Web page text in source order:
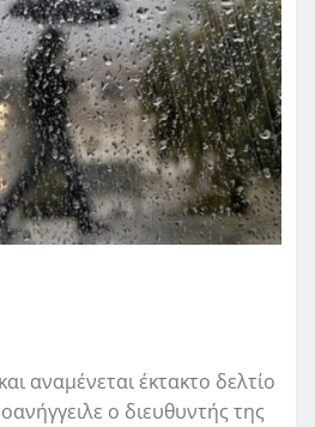
και αναμένεται έκτακτο δελτίο
ο διευθυντής της